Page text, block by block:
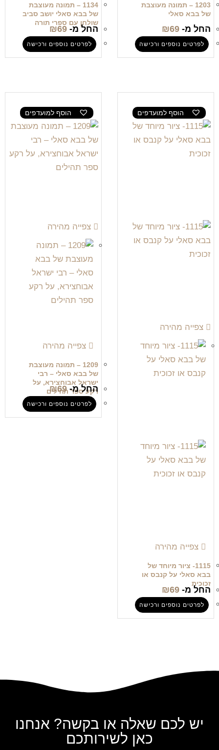
1203 – תמונה מעוצבת
של בבא סאלי
החל מ- ₪69
לפרטים נוספים ורכישה
1134 – תמונה מעוצבת
של בבא סאלי יושב סביב
שולחן עם ספרי תורה
החל מ- ₪69
לפרטים נוספים ורכישה
הוסף למועדפים
צפייה מהירה
צפייה מהירה
1115- ציור מיוחד של
בבא סאלי על קנבס או
זכוכית
החל מ- ₪69
לפרטים נוספים ורכישה
הוסף למועדפים
צפייה מהירה
צפייה מהירה
1209 – תמונה מעוצבת
של בבא סאלי – רבי
ישראל אבוחצירא, על
רקע ספר תהילים
החל מ- ₪69
לפרטים נוספים ורכישה
יש לכם שאלה או בקשה? אנחנו
כאן לשירותכם